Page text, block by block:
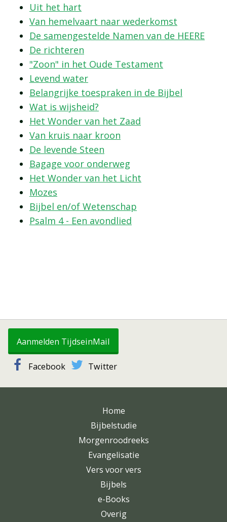
Uit het hart
Van hemelvaart naar wederkomst
De samengestelde Namen van de HEERE
De richteren
"Zoon" in het Oude Testament
Levend water
Belangrijke toespraken in de Bijbel
Wat is wijsheid?
Het Wonder van het Zaad
Van kruis naar kroon
De levende Steen
Bagage voor onderweg
Het Wonder van het Licht
Mozes
Bijbel en/of Wetenschap
Psalm 4 - Een avondlied
Aanmelden TijdseinMail
Facebook Twitter
Home
Bijbelstudie
Morgenroodreeks
Evangelisatie
Vers voor vers
Bijbels
e-Books
Overig